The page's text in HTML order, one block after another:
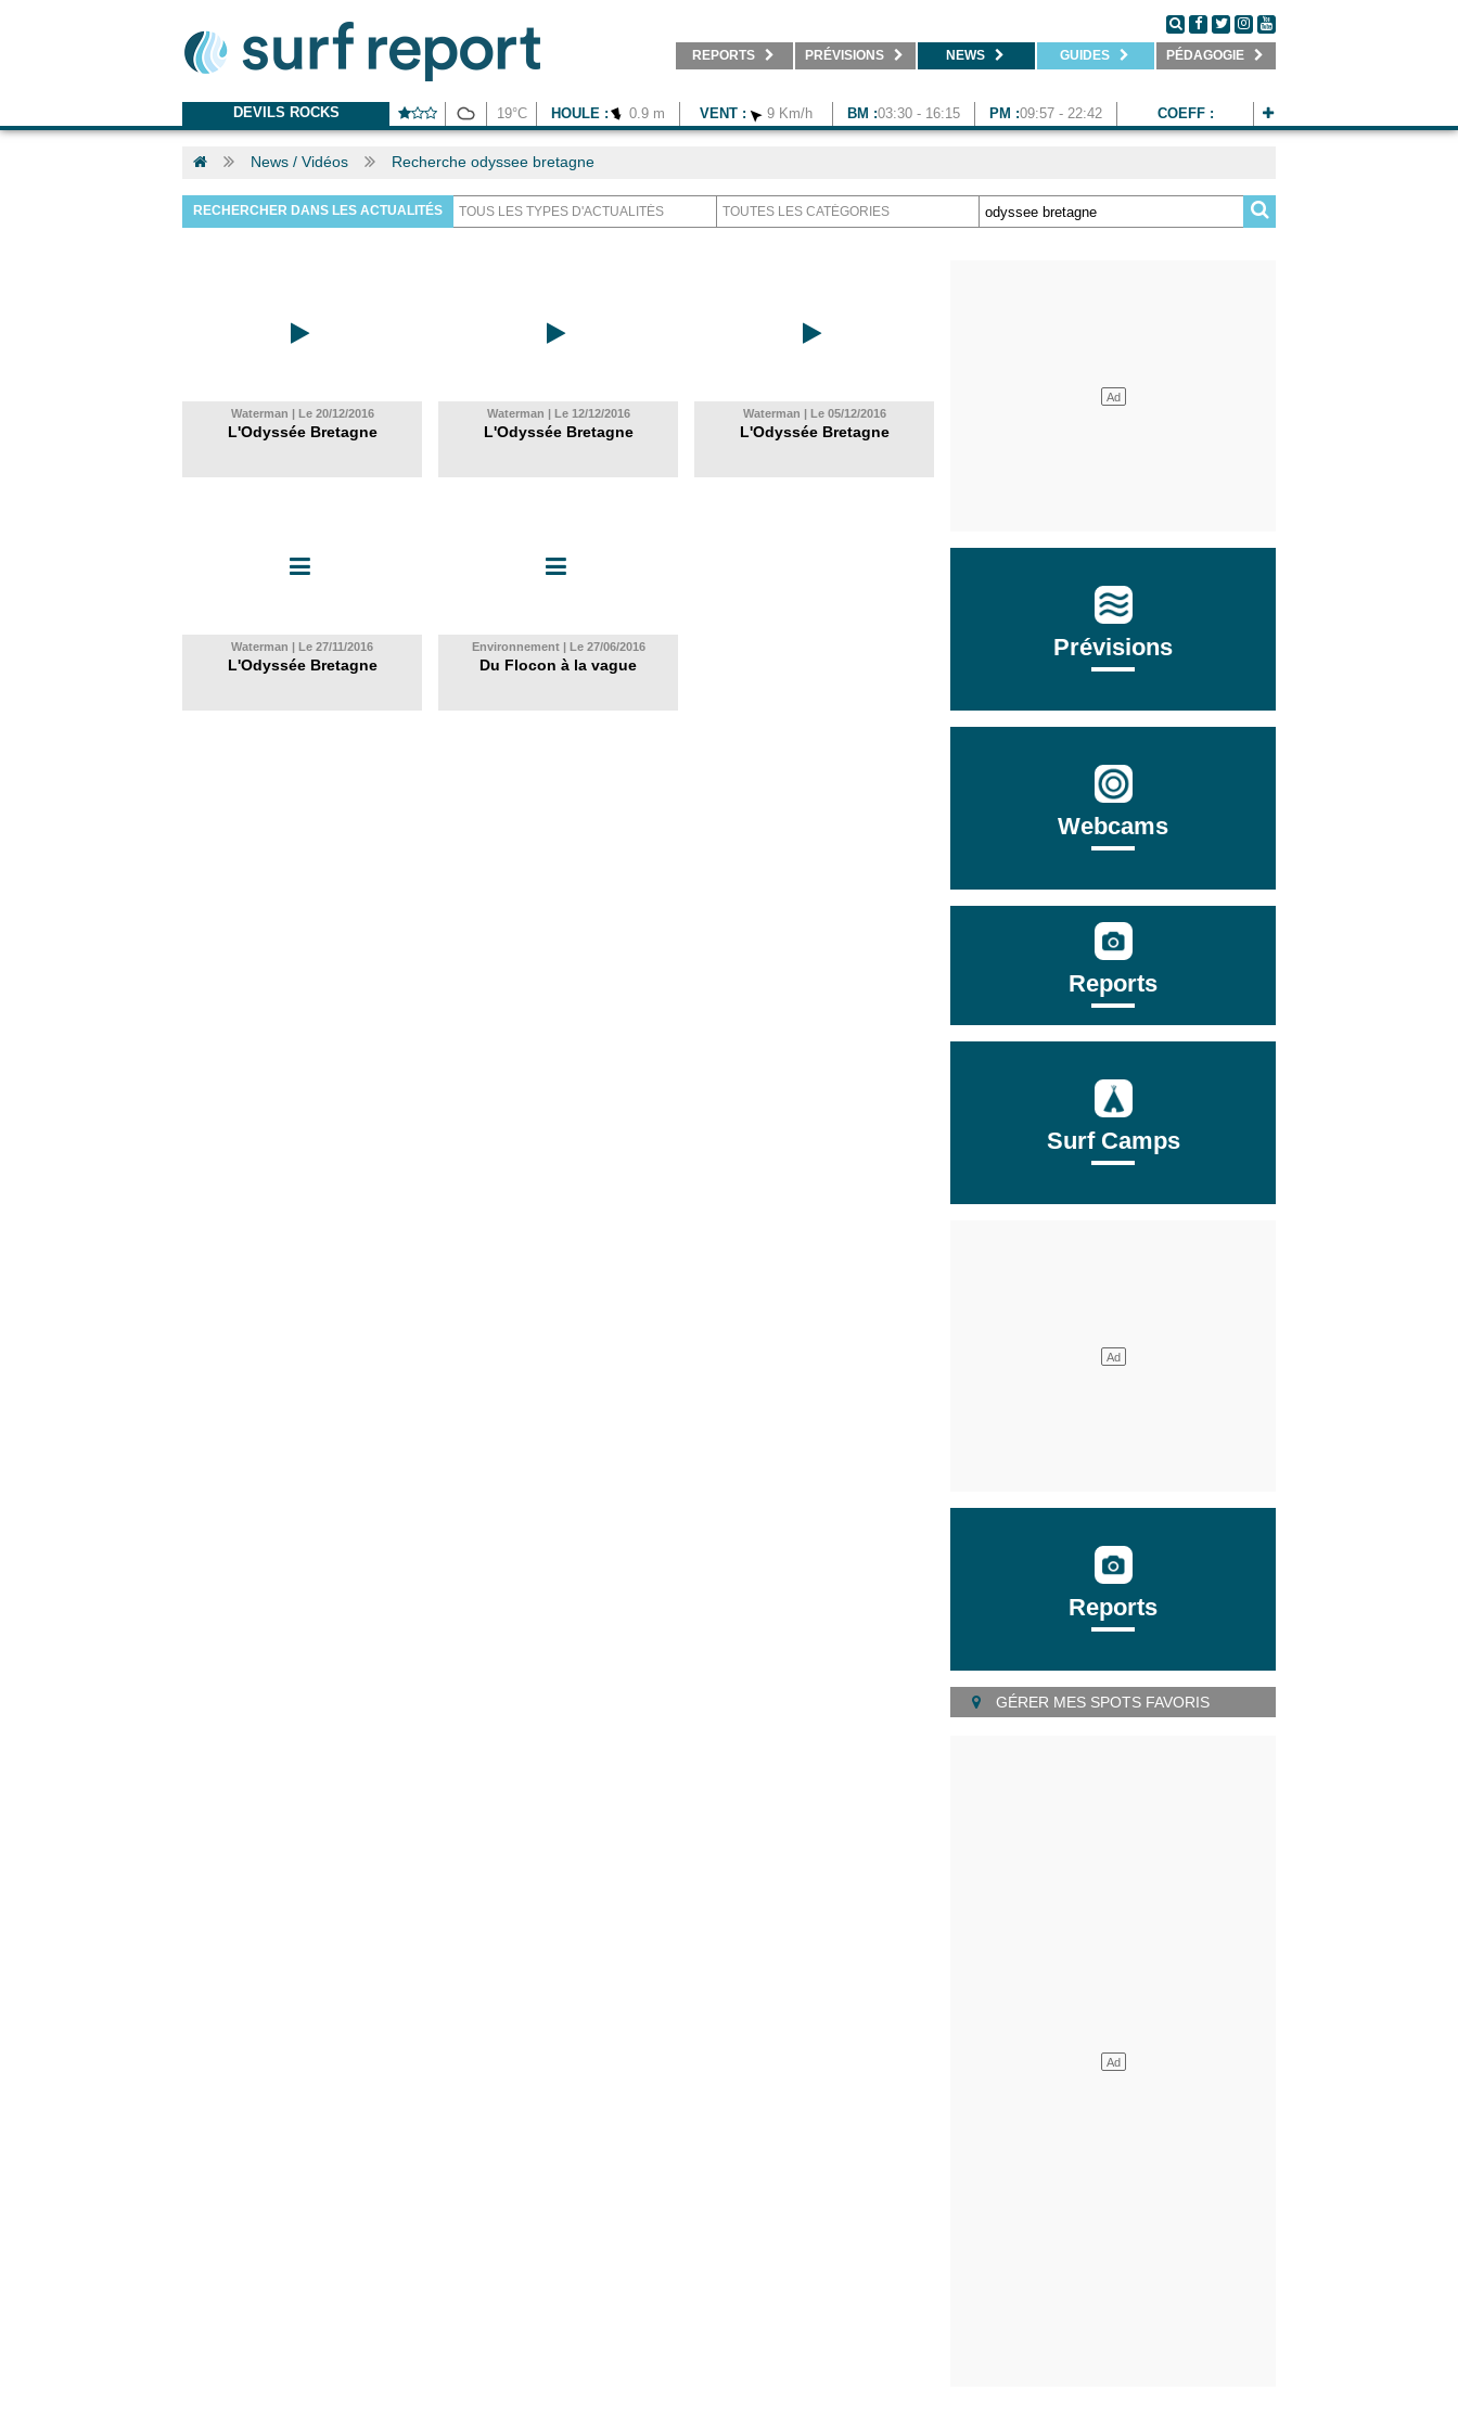
REPORTS PRÉVISIONS NEWS GUIDES PÉDAGOGIE
DEVILS ROCKS 19°C HOULE : 0.9 m VENT : 9 Km/h BM :03:30 - 16:15 PM :09:57 - 22:42 COEFF :
News / Vidéos Recherche odyssee bretagne
RECHERCHER DANS LES ACTUALITÉS
Waterman | Le 20/12/2016
L'Odyssée Bretagne
Waterman | Le 12/12/2016
L'Odyssée Bretagne
Waterman | Le 05/12/2016
L'Odyssée Bretagne
Waterman | Le 27/11/2016
L'Odyssée Bretagne
Environnement | Le 27/06/2016
Du Flocon à la vague
Prévisions
Webcams
Reports
Surf Camps
Reports
GÉRER MES SPOTS FAVORIS